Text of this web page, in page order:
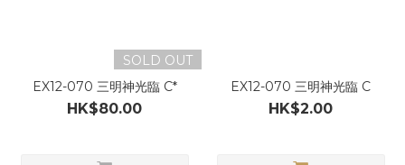
SOLD OUT
EX12-070 三明神光臨 C*
HK$80.00
EX12-070 三明神光臨 C
HK$2.00